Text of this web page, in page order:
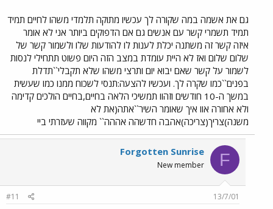
גם את אשמה במה שקורה לך עכשיו מתוקה תלמדי משהו לחיים תמיד
תמיד תשמרי קשר עם אנשים גם אם הדפוקים ביותר אני לא אומר
איזה קשר זה משתנה יכלת לענות לו להודעות שלו ולשמור קשר של
שלום שלום ואז לא היית עומדת במצב הזה היום פשוט תתחילי לנסות
לשמור על קשר שאם יבוא יום ותרצי משהו שלא תקבלי``תדלת
בפנים``כמו שקרה לך. ועכשיו להצעה:תנסי לשכוח ממנו כמו שעשית
במשך ה-10 חודשים וזהוו תמשיכי הלאה בחיים,בחיים הולכים קדימה
ולא אחורה אוו איך שאומר השיר``אתה(את לא
משנה)צריך(צריכה)אהבה חדשהה אההה`` מקווה שעזרתי ביי
F
Forgotten Sunrise
New member
13/7/01
#11